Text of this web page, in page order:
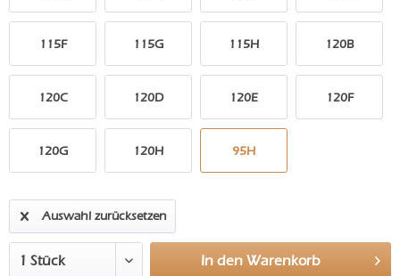
115F 115G 115H 120B
120C 120D 120E 120F
120G 120H 95H
Auswahl zurücksetzen
In den Warenkorb